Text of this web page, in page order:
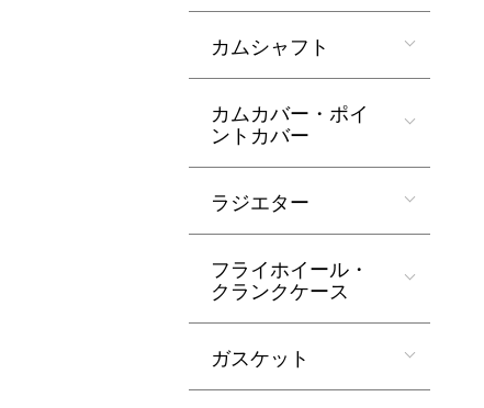
カムシャフト
カムカバー・ポイ
ントカバー
ラジエター
フライホイール・
クランクケース
ガスケット